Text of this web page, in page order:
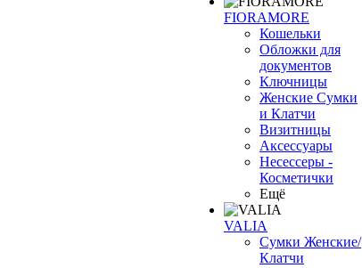
FIORAMORE
Кошельки
Обложки для
документов
Ключницы
Женские Сумки
и Клатчи
Визитницы
Аксессуары
Несессеры -
Косметички
Ещё
VALIA
Сумки Женские/
Клатчи